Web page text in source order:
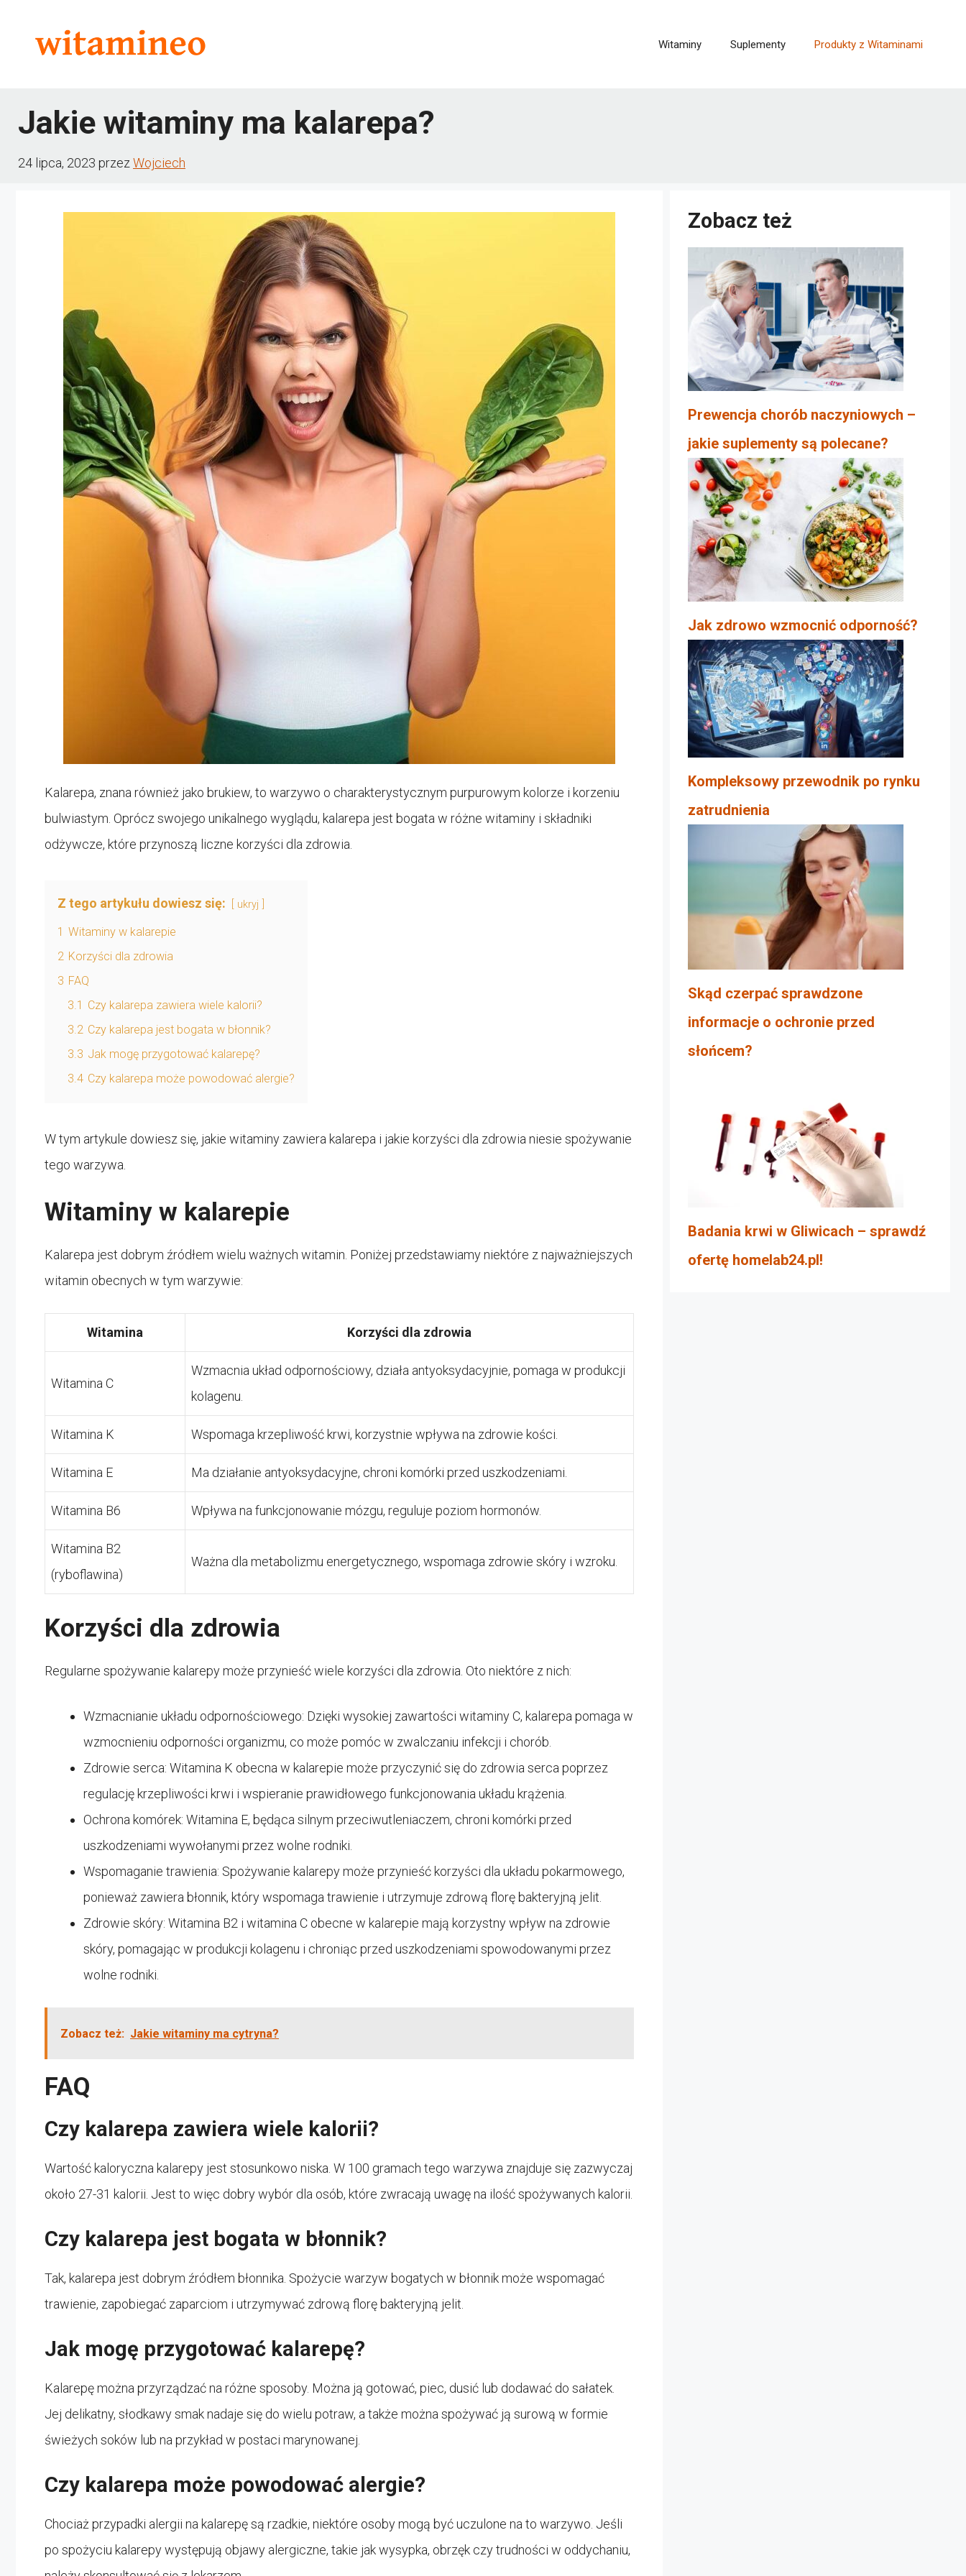
Witaminy Suplementy Produkty z Witaminami
Jakie witaminy ma kalarepa?
24 lipca, 2023 przezWojciech
Kalarepa, znana również jako brukiew, to warzywo o charakterystycznym purpurowym kolorze i korzeniu
bulwiastym. Oprócz swojego unikalnego wyglądu, kalarepa jest bogata w różne witaminy i składniki
odżywcze, które przynoszą liczne korzyści dla zdrowia.
Z tego artykułu dowiesz się: ukryj
1 Witaminy w kalarepie
2 Korzyści dla zdrowia
3 FAQ
3.1 Czy kalarepa zawiera wiele kalorii?
3.2 Czy kalarepa jest bogata w błonnik?
3.3 Jak mogę przygotować kalarepę?
3.4 Czy kalarepa może powodować alergie?
W tym artykule dowiesz się, jakie witaminy zawiera kalarepa i jakie korzyści dla zdrowia niesie spożywanie
tego warzywa.
Witaminy w kalarepie
Kalarepa jest dobrym źródłem wielu ważnych witamin. Poniżej przedstawiamy niektóre z najważniejszych
witamin obecnych w tym warzywie:
Witamina Korzyści dla zdrowia
Witamina C
Wzmacnia układ odpornościowy, działa antyoksydacyjnie, pomaga w produkcji
kolagenu.
Witamina K Wspomaga krzepliwość krwi, korzystnie wpływa na zdrowie kości.
Witamina E Ma działanie antyoksydacyjne, chroni komórki przed uszkodzeniami.
Witamina B6 Wpływa na funkcjonowanie mózgu, reguluje poziom hormonów.
Witamina B2
(ryboflawina)
Ważna dla metabolizmu energetycznego, wspomaga zdrowie skóry i wzroku.
Korzyści dla zdrowia
Regularne spożywanie kalarepy może przynieść wiele korzyści dla zdrowia. Oto niektóre z nich:
Wzmacnianie układu odpornościowego: Dzięki wysokiej zawartości witaminy C, kalarepa pomaga w
wzmocnieniu odporności organizmu, co może pomóc w zwalczaniu infekcji i chorób.
Zdrowie serca: Witamina K obecna w kalarepie może przyczynić się do zdrowia serca poprzez
regulację krzepliwości krwi i wspieranie prawidłowego funkcjonowania układu krążenia.
Ochrona komórek: Witamina E, będąca silnym przeciwutleniaczem, chroni komórki przed
uszkodzeniami wywołanymi przez wolne rodniki.
Wspomaganie trawienia: Spożywanie kalarepy może przynieść korzyści dla układu pokarmowego,
ponieważ zawiera błonnik, który wspomaga trawienie i utrzymuje zdrową florę bakteryjną jelit.
Zdrowie skóry: Witamina B2 i witamina C obecne w kalarepie mają korzystny wpływ na zdrowie
skóry, pomagając w produkcji kolagenu i chroniąc przed uszkodzeniami spowodowanymi przez
wolne rodniki.
Zobacz też: Jakie witaminy ma cytryna?
FAQ
Czy kalarepa zawiera wiele kalorii?
Wartość kaloryczna kalarepy jest stosunkowo niska. W 100 gramach tego warzywa znajduje się zazwyczaj
około 27-31 kalorii. Jest to więc dobry wybór dla osób, które zwracają uwagę na ilość spożywanych kalorii.
Czy kalarepa jest bogata w błonnik?
Tak, kalarepa jest dobrym źródłem błonnika. Spożycie warzyw bogatych w błonnik może wspomagać
trawienie, zapobiegać zaparciom i utrzymywać zdrową florę bakteryjną jelit.
Jak mogę przygotować kalarepę?
Kalarepę można przyrządzać na różne sposoby. Można ją gotować, piec, dusić lub dodawać do sałatek.
Jej delikatny, słodkawy smak nadaje się do wielu potraw, a także można spożywać ją surową w formie
świeżych soków lub na przykład w postaci marynowanej.
Czy kalarepa może powodować alergie?
Chociaż przypadki alergii na kalarepę są rzadkie, niektóre osoby mogą być uczulone na to warzywo. Jeśli
po spożyciu kalarepy występują objawy alergiczne, takie jak wysypka, obrzęk czy trudności w oddychaniu,
Zobacz też
Prewencja chorób naczyniowych –
jakie suplementy są polecane?
Jak zdrowo wzmocnić odporność?
Kompleksowy przewodnik po rynku
zatrudnienia
Skąd czerpać sprawdzone
informacje o ochronie przed
słońcem?
Badania krwi w Gliwicach – sprawdź
ofertę homelab24.pl!